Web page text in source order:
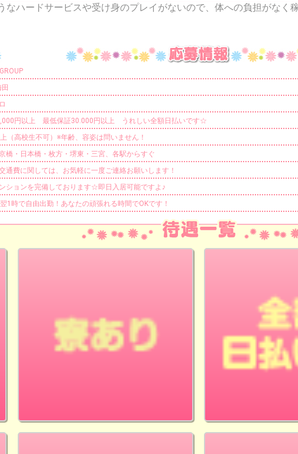
なハードサービスや受け身のプレイがないので、体への負担がなく
円以上 最低保証30.000円以上 うれしい全額日払いです☆
（高校生不可）※年齢、容姿は問いません！
橋・日本橋・枚方・堺東・三宮、各駅からすぐ
通費に関しては、お気軽に一度ご連絡お願いします！
ションを完備しております☆即日入居可能ですよ♪
1時で自由出勤！あなたの頑張れる時間でOKです！